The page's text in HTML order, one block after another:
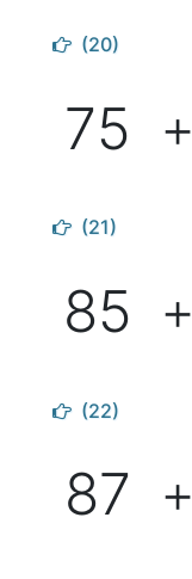
(20)
75 ＋
(21)
85 ＋
(22)
87 ＋